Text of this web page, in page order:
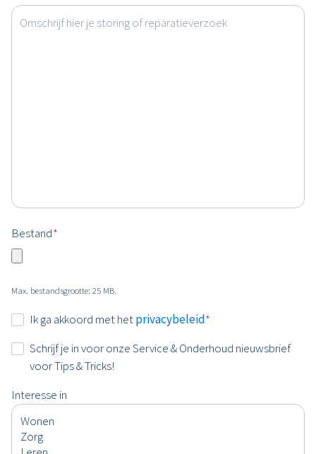
Omschrijf hier je storing of reparatieverzoek
Bestand*
Max. bestandsgrootte: 25 MB.
Instemming
Ik ga akkoord met hetprivacybeleid*
Nieuwsbrief
Schrijf je in voor onze Service & Onderhoud nieuwsbrief
voor Tips & Tricks!
Interesse in